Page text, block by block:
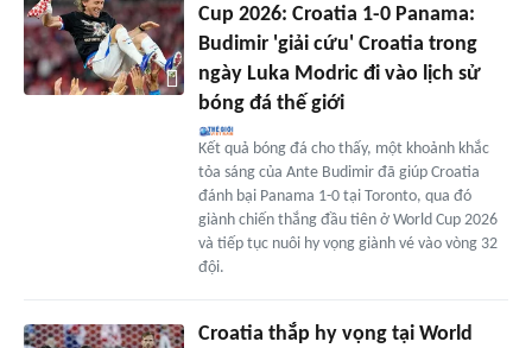
Cup 2026: Croatia 1-0 Panama:
Budimir 'giải cứu' Croatia trong
ngày Luka Modric đi vào lịch sử
bóng đá thế giới
Kết quả bóng đá cho thấy, một khoảnh khắc
tỏa sáng của Ante Budimir đã giúp Croatia
đánh bại Panama 1-0 tại Toronto, qua đó
giành chiến thắng đầu tiên ở World Cup 2026
và tiếp tục nuôi hy vọng giành vé vào vòng 32
đội.
Croatia thắp hy vọng tại World